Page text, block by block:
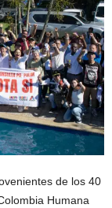
de los 40
Humana